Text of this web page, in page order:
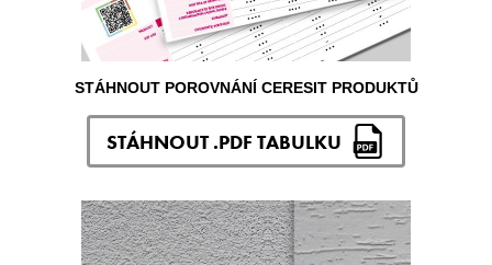
STÁHNOUT POROVNÁNÍ CERESIT PRODUKTŮ
STÁHNOUT .PDF TABULKU